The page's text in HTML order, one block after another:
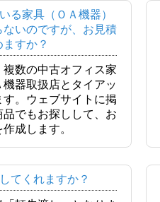
る家具（ＯＡ機器）
ないのですが、お見積
ますか？
複数の中古オフィス家
器取扱店とタイアッ
す。ウェブサイトに掲
品でもお探しして、お
成します。
てくれますか？